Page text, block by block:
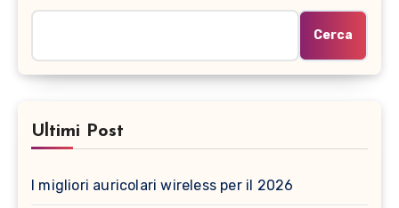
Cerca
Ultimi Post
I migliori auricolari wireless per il 2026